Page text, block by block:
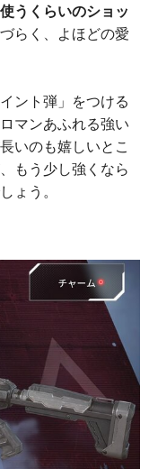
うくらいのショッ
らく、よほどの愛
ント弾」をつける
マンあふれる強い
いのも嬉しいとこ
もう少し強くなら
ょう。